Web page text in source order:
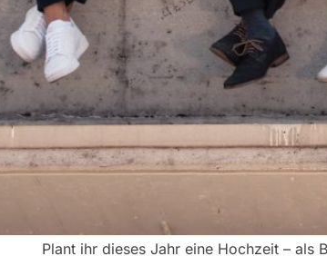
Plant ihr dieses Jahr eine Hochzeit – als